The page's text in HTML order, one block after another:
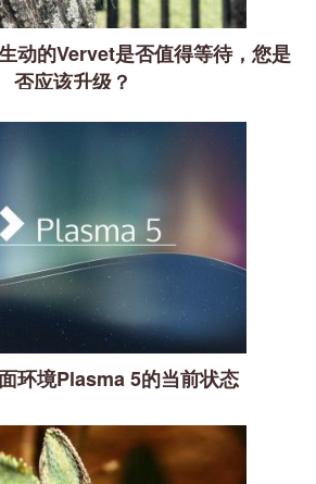
动的Vervet是否值得等待，您是
否应该升级？
环境Plasma 5的当前状态